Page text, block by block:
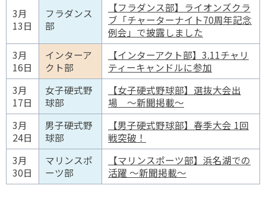
3月
13日
フラダンス
部
【フラダンス部】ライオンズクラ
ブ「チャーターナイト70周年記念
例会」で披露しました
3月
16日
インターア
クト部
【インターアクト部】3.11チャリ
ティーキャンドルに参加
3月
17日
女子硬式野
球部
【女子硬式野球部】選抜大会出
場 ～新聞掲載～
3月
24日
男子硬式野
球部
【男子硬式野球部】春季大会 1回
戦突破！
3月
30日
マリンスポ
ーツ部
【マリンスポーツ部】浜名湖での
活躍 ～新聞掲載～